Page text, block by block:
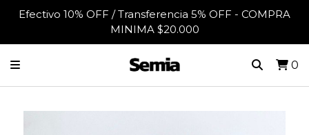
Efectivo 10% OFF / Transferencia 5% OFF - COMPRA
MINIMA $20.000
0